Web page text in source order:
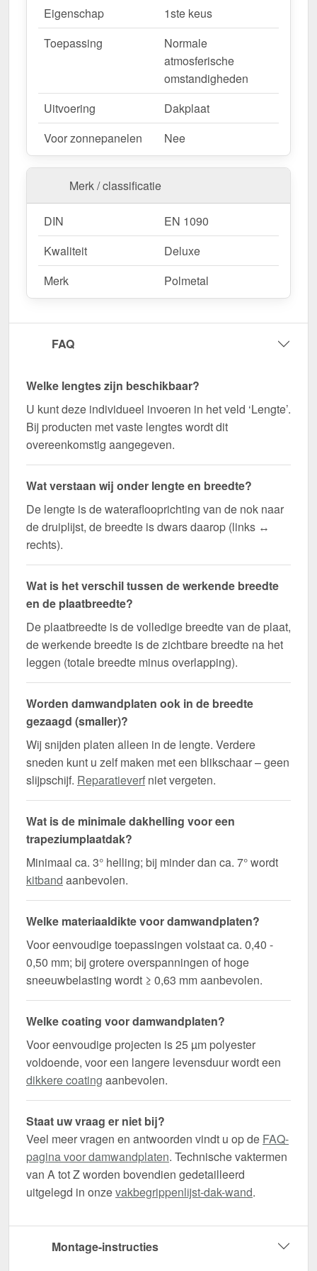
Duurzaam, weerbestendig, op maat gemaakt - bestel
nu en profiteer van een snelle levering!
Wegens maatwerk / customisatie van herroepingsrecht uitgezonderd
Eigenschap
1ste keus
Toepassing
Normale
atmosferische
omstandigheden
Uitvoering
Dakplaat
Voor zonnepanelen
Nee
Merk / classificatie
DIN
EN 1090
Kwaliteit
Deluxe
Merk
Polmetal
FAQ
Welke lengtes zijn beschikbaar?
U kunt deze individueel invoeren in het veld ‘Lengte’.
Bij producten met vaste lengtes wordt dit
overeenkomstig aangegeven.
Wat verstaan wij onder lengte en breedte?
De lengte is de wateraflooprichting van de nok naar
de druiplijst, de breedte is dwars daarop (links ↔
rechts).
Wat is het verschil tussen de werkende breedte
en de plaatbreedte?
De plaatbreedte is de volledige breedte van de plaat,
de werkende breedte is de zichtbare breedte na het
leggen (totale breedte minus overlapping).
Worden damwandplaten ook in de breedte
gezaagd (smaller)?
Wij snijden platen alleen in de lengte. Verdere
sneden kunt u zelf maken met een blikschaar – geen
slijpschijf. Reparatieverf niet vergeten.
Wat is de minimale dakhelling voor een
trapeziumplaatdak?
Minimaal ca. 3° helling; bij minder dan ca. 7° wordt
kitband aanbevolen.
Welke materiaaldikte voor damwandplaten?
Voor eenvoudige toepassingen volstaat ca. 0,40 -
0,50 mm; bij grotere overspanningen of hoge
sneeuwbelasting wordt ≥ 0,63 mm aanbevolen.
Welke coating voor damwandplaten?
Voor eenvoudige projecten is 25 µm polyester
voldoende, voor een langere levensduur wordt een
dikkere coating aanbevolen.
Staat uw vraag er niet bij?
Veel meer vragen en antwoorden vindt u op de FAQ-
pagina voor damwandplaten. Technische vaktermen
van A tot Z worden bovendien gedetailleerd
uitgelegd in onzevakbegrippenlijst-dak-wand.
Montage-instructies